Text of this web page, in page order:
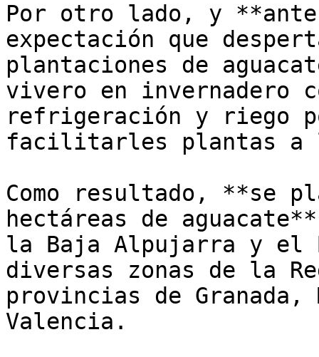
Por otro lado, y
expectación que
plantaciones de
vivero en invernadero
refrigeración y riego
facilitarles plantas a
Como resultado, **se
hectáreas de
la Baja Alpujarra y el
diversas zonas de la
provincias de
Valencia.